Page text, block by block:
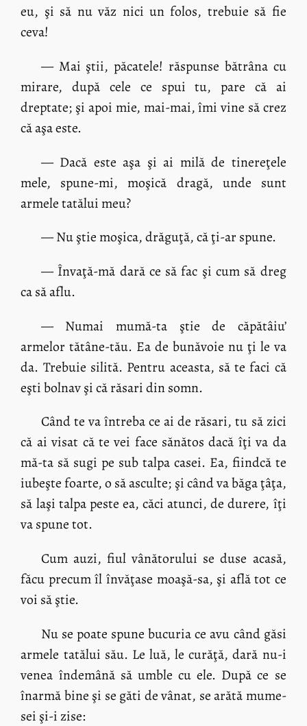
eu, şi să nu văz nici un folos, trebuie să fie
ceva!
— Mai ştii, păcatele! răspunse bătrâna cu
mirare, după cele ce spui tu, pare că ai
dreptate; şi apoi mie, mai-mai, îmi vine să crez
că aşa este.
— Dacă este aşa şi ai milă de tinereţele
mele, spune-mi, moşică dragă, unde sunt
armele tatălui meu?
— Nu ştie moşica, drăguţă, că ţi-ar spune.
— Învaţă-mă dară ce să fac şi cum să dreg
ca să aflu.
— Numai mumă-ta ştie de căpătâiu’
armelor tătâne-tău. Ea de bunăvoie nu ţi le va
da. Trebuie silită. Pentru aceasta, să te faci că
eşti bolnav şi că răsari din somn.
Când te va întreba ce ai de răsari, tu să zici
că ai visat că te vei face sănătos dacă îţi va da
mă-ta să sugi pe sub talpa casei. Ea, fiindcă te
iubeşte foarte, o să asculte; şi când va băga ţâţa,
să laşi talpa peste ea, căci atunci, de durere, îţi
va spune tot.
Cum auzi, fiul vânătorului se duse acasă,
făcu precum îl învăţase moaşă-sa, şi află tot ce
voi să ştie.
Nu se poate spune bucuria ce avu când găsi
armele tatălui său. Le luă, le curăţă, dară nu-i
venea îndemână să umble cu ele. După ce se
înarmă bine şi se găti de vânat, se arătă mume-
sei şi-i zise: